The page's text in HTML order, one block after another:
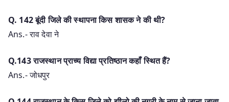
Q. 142 बूंदी जिले की स्थापना किस शासक ने की थी?
Ans.- राव देवा ने
Q.143 राजस्थान प्राच्य विद्या प्रतिष्ठान कहाँ स्थित हैं?
Ans.- जोधपुर